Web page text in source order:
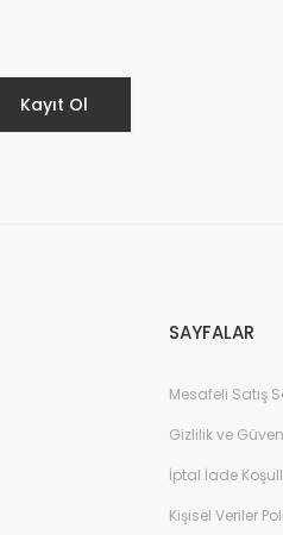
Kayıt Ol
SAYFALAR
Mesafeli Satış
Gizlilik ve
İptal İade
Kişisel Veriler